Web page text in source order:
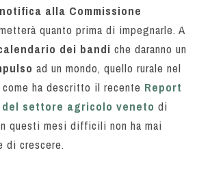
alla Commissione
quanto prima di impegnarle. A
dei bandi che daranno un
ad un mondo, quello rurale nel
ha descritto il recente Report
settore agricolo veneto di
questi mesi difficili non ha mai
di crescere.